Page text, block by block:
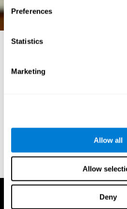
Preferences
Statistics
Marketing
Allow all
Allow
Deny
酷炫的数学游
认知能力的结合
合的先驱而脱颖而出。深入